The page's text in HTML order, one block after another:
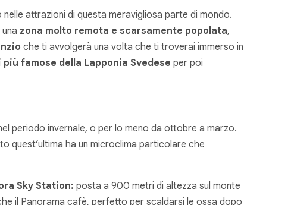
attrazioni di questa meravigliosa parte di mondo.
zona molto remota e scarsamente popolata,
che ti avvolgerà una volta che ti troverai immerso in
famose della Lapponia Svedese per poi
periodo invernale, o per lo meno da ottobre a marzo.
quest’ultima ha un microclima particolare che
Sky Station: posta a 900 metri di altezza sul monte
il Panorama cafè, perfetto per scaldarsi le ossa dopo